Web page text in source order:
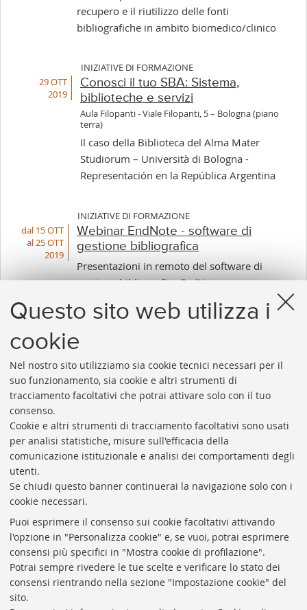
Questo sito web utilizza i
cookie
Nel nostro sito utilizziamo sia cookie tecnici necessari per il
suo funzionamento, sia cookie e altri strumenti di
tracciamento facoltativi che potrai attivare solo con il tuo
consenso.
Cookie e altri strumenti di tracciamento facoltativi sono usati
per analisi statistiche, misure sull'efficacia della
comunicazione istituzionale e analisi dei comportamenti degli
utenti.
Se chiudi questo banner continuerai la navigazione solo con i
cookie necessari.
Puoi esprimere il consenso sui cookie facoltativi attivando
l'opzione in "Personalizza cookie" e, se vuoi, potrai esprimere
consensi più specifici in "Mostra cookie di profilazione".
Potrai sempre rivedere le tue scelte e verificare lo stato dei
consensi rientrando nella sezione "Impostazione cookie" del
sito.
recupero e il riutilizzo delle fonti
bibliografiche in ambito biomedico/clinico
INIZIATIVE DI FORMAZIONE
29 OTT
2019
Conosci il tuo SBA: Sistema,
biblioteche e servizi
Aula Filopanti - Viale Filopanti, 5 – Bologna (piano
terra)
Il caso della Biblioteca del Alma Mater
Studiorum – Università di Bologna -
Representación en la República Argentina
INIZIATIVE DI FORMAZIONE
dal 15 OTT
al 25 OTT
2019
Webinar EndNote - software di
gestione bibliografica
Presentazioni in remoto del software di
gestione bibliografica EndNote
«
Precedenti
12
elementi
1 ...
Rubrica di Ateneo
Rss
Statistiche
Biblioteche di Ateneo
Sale studio
Carta dei servizi